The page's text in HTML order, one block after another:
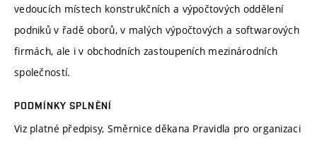
vedoucích místech konstrukčních a výpočtových oddělení
podniků v řadě oborů, v malých výpočtových a softwarových
firmách, ale i v obchodních zastoupeních mezinárodních
společností.
PODMÍNKY SPLNĚNÍ
Viz platné předpisy, Směrnice děkana Pravidla pro organizaci